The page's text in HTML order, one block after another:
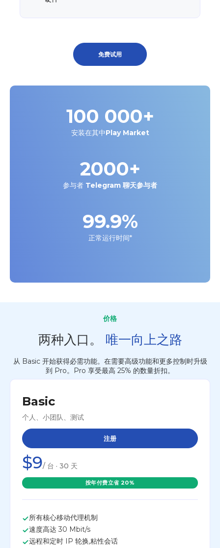
免费试用
100 000+
安装在其中Play Market
2000+
参与者 Telegram 聊天参与者
99.9%
正常运行时间*
价格
两种入口。 唯一向上之路
从 Basic 开始获得必需功能。在需要高级功能和更多控制时升级
到 Pro。Pro 享受最高 25% 的数量折扣。
Basic
个人、小团队、测试
注册
$9/ 台 · 30 天
按年付费立省 20%
所有核心移动代理机制
速度高达 30 Mbit/s
远程和定时 IP 轮换,粘性会话